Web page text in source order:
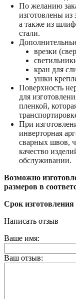
По желанию
изготовлены
а также из
стали.
врезки
кран для
ушки
Поверхность
для
пленкой,
При
инверторная
сварных швов,
качество
обслуживании.
Возможно
размеров в
Срок изготовления
Написать отзыв
Ваше имя:
Ваш отзыв: